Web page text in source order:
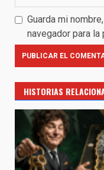
Guarda mi
navegador para
HISTORIAS